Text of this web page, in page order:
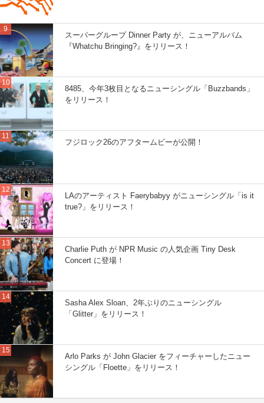
スーパーグループ Dinner Party が、ニューアルバム
『Whatchu Bringing?』をリリース！
8485、今年3枚目となるニューシングル「Buzzbands」
をリリース！
フジロック26のアフタームビーが公開！
LAのアーティスト Faerybabyy がニューシングル「is it
true?」をリリース！
Charlie Puth が NPR Music の人気企画 Tiny Desk
Concert に登場！
Sasha Alex Sloan、2年ぶりのニューシングル
「Glitter」をリリース！
Arlo Parks が John Glacier をフィーチャーしたニュー
シングル「Floette」をリリース！